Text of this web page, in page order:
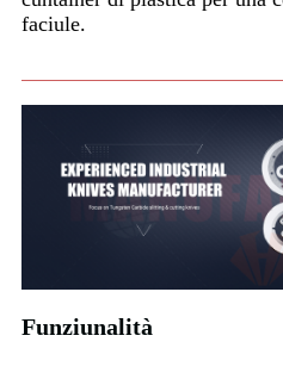
faciule.
Funziunalità